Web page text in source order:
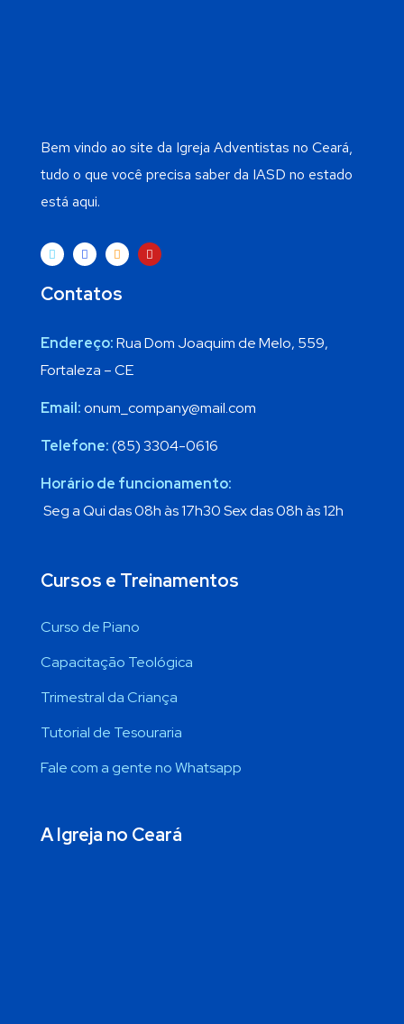
Bem vindo ao site da Igreja Adventistas no Ceará,
tudo o que você precisa saber da IASD no estado
está aqui.
Contatos
Endereço:Rua Dom Joaquim de Melo, 559,
Fortaleza – CE
Email:onum_company@mail.com
Telefone:(85) 3304-0616
Horário de funcionamento:
Seg a Qui das 08h às 17h30 Sex das 08h às 12h
Cursos e Treinamentos
Curso de Piano
Capacitação Teológica
Trimestral da Criança
Tutorial de Tesouraria
Fale com a gente no Whatsapp
A Igreja no Ceará